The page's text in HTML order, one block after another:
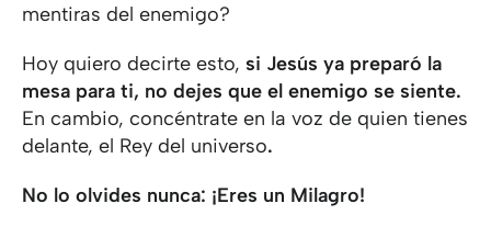
mentiras del enemigo?
Hoy quiero decirte esto, si Jesús ya preparó la
mesa para ti, no dejes que el enemigo se siente.
En cambio, concéntrate en la voz de quien tienes
delante, el Rey del universo.
No lo olvides nunca: ¡Eres un Milagro!